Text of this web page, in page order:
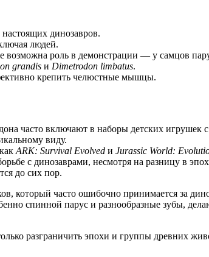
динозавров.
людей.
возможна роль в демонстрации — у самцов
grandis и Dimetrodon limbatus.
крепить челюстные мышцы.
часто включают в наборы детских
виду.
ARK: Survival Evolved и Jurassic World:
с динозаврами, несмотря на разницу в
до сих пор.
который часто ошибочно принимается за
спинной парус и разнообразные зубы,
разграничить эпохи и группы древних